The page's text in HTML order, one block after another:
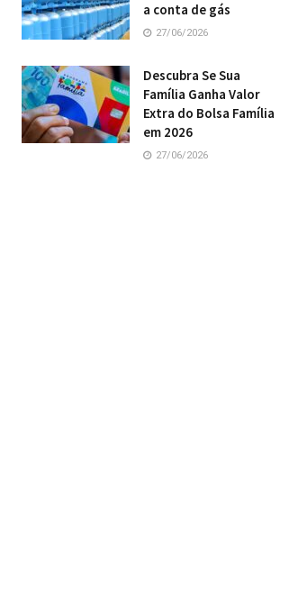
a conta de gás
27/06/2026
Descubra Se Sua
Família Ganha Valor
Extra do Bolsa Família
em 2026
27/06/2026